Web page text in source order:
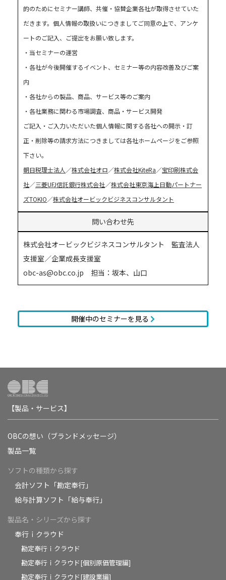
的のためにセミナー講師、共催・協賛企業各社が取得させていた
だきます。個人情報の取扱いにつきましてご同意の上で、アンケ
ートのご記入、ご提出をお願い致します。
・当セミナーの運営
・各社が今後開催するイベント、セミナー等の内容改善及びご案
内
・各社からの製品、商品、サービス等のご案内
・各社業務に関わる市場調査、商品・サービス開発
ご記入・ご入力いただいた個人情報に関する各社への開示・訂
正・削除等の請求方法につきましては各社ホームページをご参照
下さい。
朝日税理士法人 ／株式会社オロ／株式会社KiteRa／宝印刷株式会
社／三菱UFJ信託銀行株式会社／株式会社東京海上日動パートナー
ズTOKIO／株式会社オービックビジネスコンサルタント
問い合わせ先
株式会社オービックビジネスコンサルタント 監査法人
支援室／企業成長支援室
obc-as@obc.co.jp 担当：坂本、山口
開催中のセミナーを見る
【製品・サービス】
OBCの想い（ブランドメッセージ）
製品一覧
ソフトの種類から探す
会計ソフト「勘定奉行」
給与計算ソフト「給与奉行」
製品名・シリーズから探す
奉行ｉクラウド
勘定奉行ｉクラウド
勘定奉行ｉクラウド[個別原価管理編]
勘定奉行ｉクラウド[建設業編]